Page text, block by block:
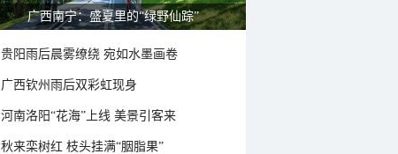
广西南宁：盛夏里的“绿野仙踪”
贵阳雨后晨雾缭绕 宛如水墨画卷
广西钦州雨后双彩虹现身
河南洛阳“花海”上线 美景引客来
秋来栾树红 枝头挂满“胭脂果”